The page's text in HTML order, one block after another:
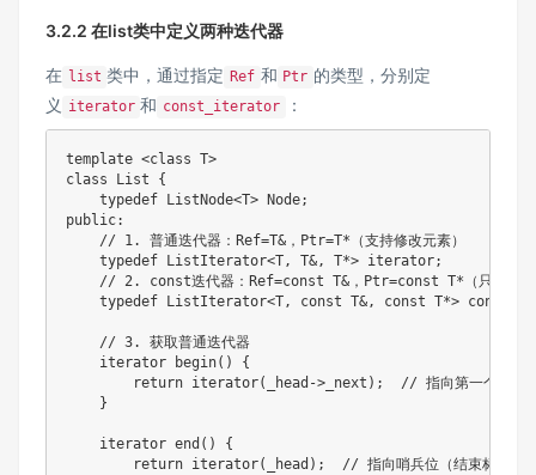
3.2.2 在list类中定义两种迭代器
在 list 类中，通过指定 Ref 和 Ptr 的类型，分别定
义 iterator 和 const_iterator ：
template <class T>
class
List
{
typedef ListNode<T> Node;
public:
// 1. 普通迭代器：Ref=T&，Ptr=T*（支持修改元素）
typedef ListIterator<T, T&, T*> iterator;
// 2. const迭代器：Ref=const T&，Ptr=const T*（只读元
typedef ListIterator<T, const T&, const T*>
// 3. 获取普通迭代器
    iterator
begin( )
{
return iterator( _head -> _next ) ;
// 指向第一个数据
}
    iterator
end ( )
{
return iterator( _head ) ;
// 指向哨兵位（结束标志）